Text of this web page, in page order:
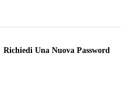
Richiedi Una Nuova Password